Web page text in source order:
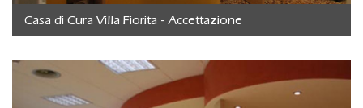
Casa di Cura Villa Fiorita - Accettazione